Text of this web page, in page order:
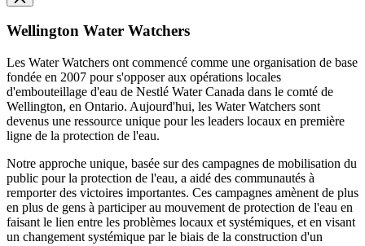
Wellington Water Watchers
Les Water Watchers ont commencé comme une organisation de base
fondée en 2007 pour s'opposer aux opérations locales
d'embouteillage d'eau de Nestlé Water Canada dans le comté de
Wellington, en Ontario. Aujourd'hui, les Water Watchers sont
devenus une ressource unique pour les leaders locaux en première
ligne de la protection de l'eau.
Notre approche unique, basée sur des campagnes de mobilisation du
public pour la protection de l'eau, a aidé des communautés à
remporter des victoires importantes. Ces campagnes amènent de plus
en plus de gens à participer au mouvement de protection de l'eau en
faisant le lien entre les problèmes locaux et systémiques, et en visant
un changement systémique par le biais de la construction d'un